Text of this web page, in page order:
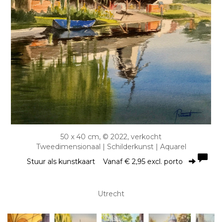
50 x 40 cm, © 2022, verkocht
Tweedimensionaal | Schilderkunst | Aquarel
Stuur als kunstkaart Vanaf € 2,95 excl. porto
Utrecht